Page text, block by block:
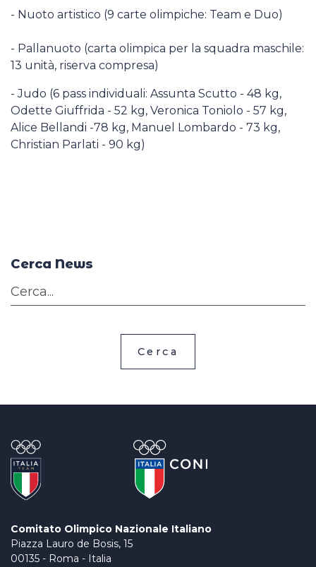
- Nuoto artistico (9 carte olimpiche: Team e Duo)
- Pallanuoto (carta olimpica per la squadra maschile:
13 unità, riserva compresa)
- Judo (6 pass individuali: Assunta Scutto - 48 kg,
Odette Giuffrida - 52 kg, Veronica Toniolo - 57 kg,
Alice Bellandi -78 kg, Manuel Lombardo - 73 kg,
Christian Parlati - 90 kg)
Cerca News
Cerca
Comitato Olimpico Nazionale Italiano
Piazza Lauro de Bosis, 15
00135 - Roma - Italia